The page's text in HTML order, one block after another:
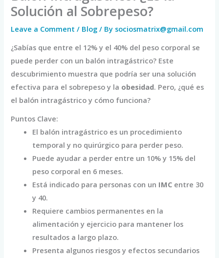
Solución al Sobrepeso?
Leave a Comment / Blog / By sociosmatrix@gmail.com
¿Sabías que entre el 12% y el 40% del peso corporal se
puede perder con un balón intragástrico? Este
descubrimiento muestra que podría ser una solución
efectiva para el sobrepeso y la obesidad. Pero, ¿qué es
el balón intragástrico y cómo funciona?
Puntos Clave:
El balón intragástrico es un procedimiento
temporal y no quirúrgico para perder peso.
Puede ayudar a perder entre un 10% y 15% del
peso corporal en 6 meses.
Está indicado para personas con un IMC entre 30
y 40.
Requiere cambios permanentes en la
alimentación y ejercicio para mantener los
resultados a largo plazo.
Presenta algunos riesgos y efectos secundarios